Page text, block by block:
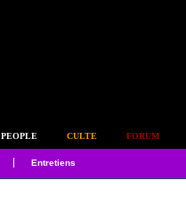
PEOPLE CULTE FORUM
Entretiens